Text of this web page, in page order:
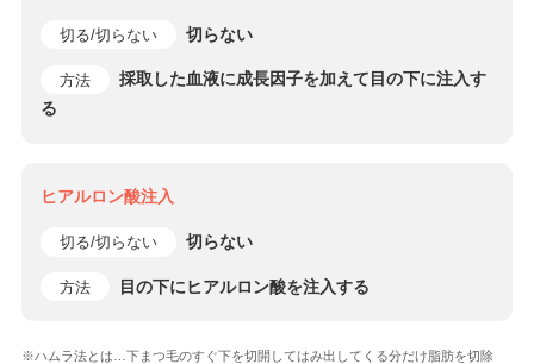
切る/切らない 切らない
方法
採取した血液に成長因子を加えて目の下に注入す
る
ヒアルロン酸注入
切る/切らない 切らない
方法 目の下にヒアルロン酸を注入する
※ハムラ法とは…下まつ毛のすぐ下を切開してはみ出してくる分だけ脂肪を切除